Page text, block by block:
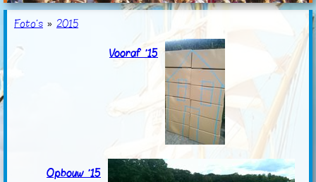
Foto's » 2015
Vooraf '15
Opbouw '15